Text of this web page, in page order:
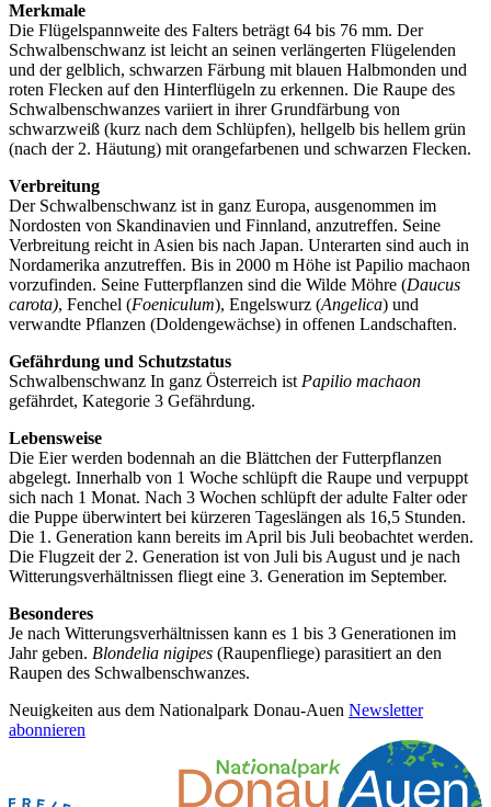
Merkmale
Die Flügelspannweite des Falters beträgt 64 bis 76 mm. Der
Schwalbenschwanz ist leicht an seinen verlängerten Flügelenden
und der gelblich, schwarzen Färbung mit blauen Halbmonden und
roten Flecken auf den Hinterflügeln zu erkennen. Die Raupe des
Schwalbenschwanzes variiert in ihrer Grundfärbung von
schwarzweiß (kurz nach dem Schlüpfen), hellgelb bis hellem grün
(nach der 2. Häutung) mit orangefarbenen und schwarzen Flecken.
Verbreitung
Der Schwalbenschwanz ist in ganz Europa, ausgenommen im
Nordosten von Skandinavien und Finnland, anzutreffen. Seine
Verbreitung reicht in Asien bis nach Japan. Unterarten sind auch in
Nordamerika anzutreffen. Bis in 2000 m Höhe ist Papilio machaon
vorzufinden. Seine Futterpflanzen sind die Wilde Möhre (Daucus
carota), Fenchel (Foeniculum), Engelswurz (Angelica) und
verwandte Pflanzen (Doldengewächse) in offenen Landschaften.
Gefährdung und Schutzstatus
Schwalbenschwanz In ganz Österreich ist Papilio machaon
gefährdet, Kategorie 3 Gefährdung.
Lebensweise
Die Eier werden bodennah an die Blättchen der Futterpflanzen
abgelegt. Innerhalb von 1 Woche schlüpft die Raupe und verpuppt
sich nach 1 Monat. Nach 3 Wochen schlüpft der adulte Falter oder
die Puppe überwintert bei kürzeren Tageslängen als 16,5 Stunden.
Die 1. Generation kann bereits im April bis Juli beobachtet werden.
Die Flugzeit der 2. Generation ist von Juli bis August und je nach
Witterungsverhältnissen fliegt eine 3. Generation im September.
Besonderes
Je nach Witterungsverhältnissen kann es 1 bis 3 Generationen im
Jahr geben. Blondelia nigipes (Raupenfliege) parasitiert an den
Raupen des Schwalbenschwanzes.
Neuigkeiten aus dem Nationalpark Donau-Auen Newsletter
abonnieren